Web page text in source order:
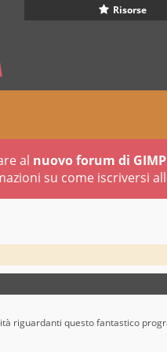
Risorse
al nuovo forum di
su come iscriversi
riguardanti questo fantastico